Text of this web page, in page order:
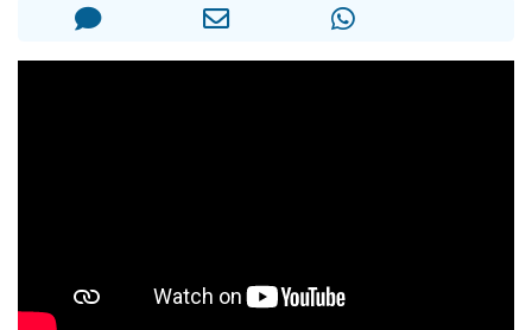
12 nouvelles musiques dans Torah-Box Music